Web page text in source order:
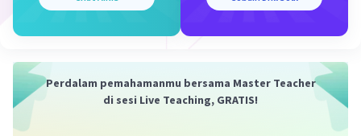
Perdalam pemahamanmu bersama Master Teacher
di sesi Live Teaching, GRATIS!